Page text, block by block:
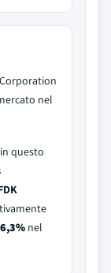
nel
questo
nel